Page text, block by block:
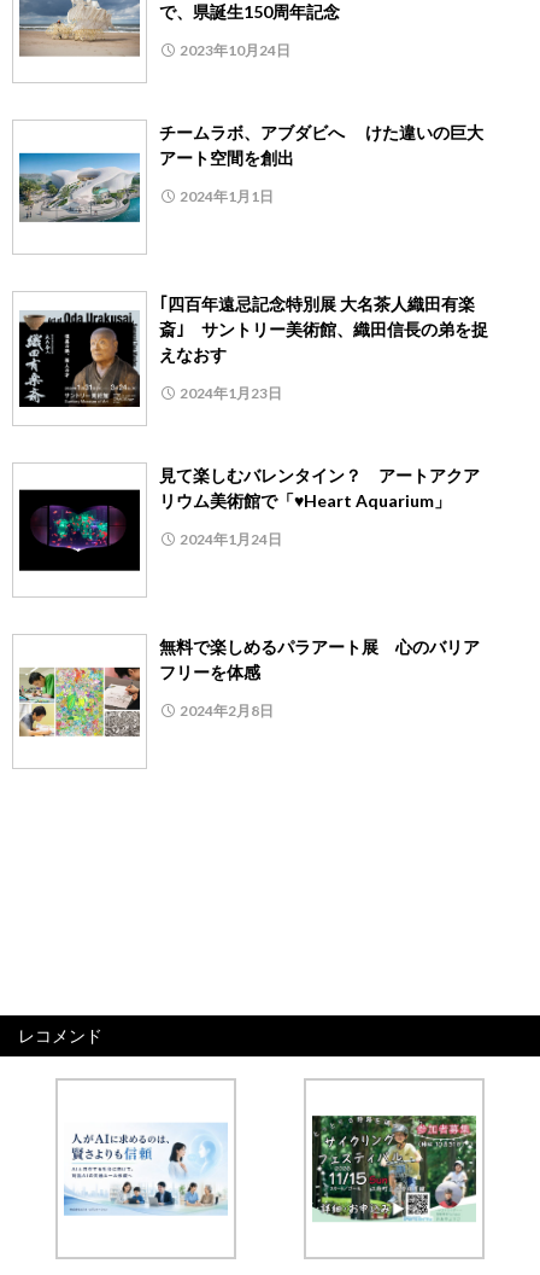
で、県誕生150周年記念
2023年10月24日
チームラボ、アブダビへ けた違いの巨大
アート空間を創出
2024年1月1日
｢四百年遠忌記念特別展 大名茶人織田有楽
斎｣ サントリー美術館、織田信長の弟を捉
えなおす
2024年1月23日
見て楽しむバレンタイン？ アートアクア
リウム美術館で「♥Heart Aquarium」
2024年1月24日
無料で楽しめるパラアート展 心のバリア
フリーを体感
2024年2月8日
レコメンド